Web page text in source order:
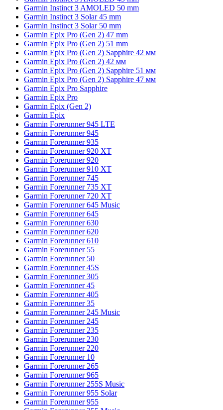
Garmin Instinct 3 AMOLED 50 mm
Garmin Instinct 3 Solar 45 mm
Garmin Instinct 3 Solar 50 mm
Garmin Epix Pro (Gen 2) 47 mm
Garmin Epix Pro (Gen 2) 51 mm
Garmin Epix Pro (Gen 2) Sapphire 42 мм
Garmin Epix Pro (Gen 2) 42 мм
Garmin Epix Pro (Gen 2) Sapphire 51 мм
Garmin Epix Pro (Gen 2) Sapphire 47 мм
Garmin Epix Pro Sapphire
Garmin Epix Pro
Garmin Epix (Gen 2)
Garmin Epix
Garmin Forerunner 945 LTE
Garmin Forerunner 945
Garmin Forerunner 935
Garmin Forerunner 920 XT
Garmin Forerunner 920
Garmin Forerunner 910 XT
Garmin Forerunner 745
Garmin Forerunner 735 XT
Garmin Forerunner 720 XT
Garmin Forerunner 645 Music
Garmin Forerunner 645
Garmin Forerunner 630
Garmin Forerunner 620
Garmin Forerunner 610
Garmin Forerunner 55
Garmin Forerunner 50
Garmin Forerunner 45S
Garmin Forerunner 305
Garmin Forerunner 45
Garmin Forerunner 405
Garmin Forerunner 35
Garmin Forerunner 245 Music
Garmin Forerunner 245
Garmin Forerunner 235
Garmin Forerunner 230
Garmin Forerunner 220
Garmin Forerunner 10
Garmin Forerunner 265
Garmin Forerunner 965
Garmin Forerunner 255S Music
Garmin Forerunner 955 Solar
Garmin Forerunner 955